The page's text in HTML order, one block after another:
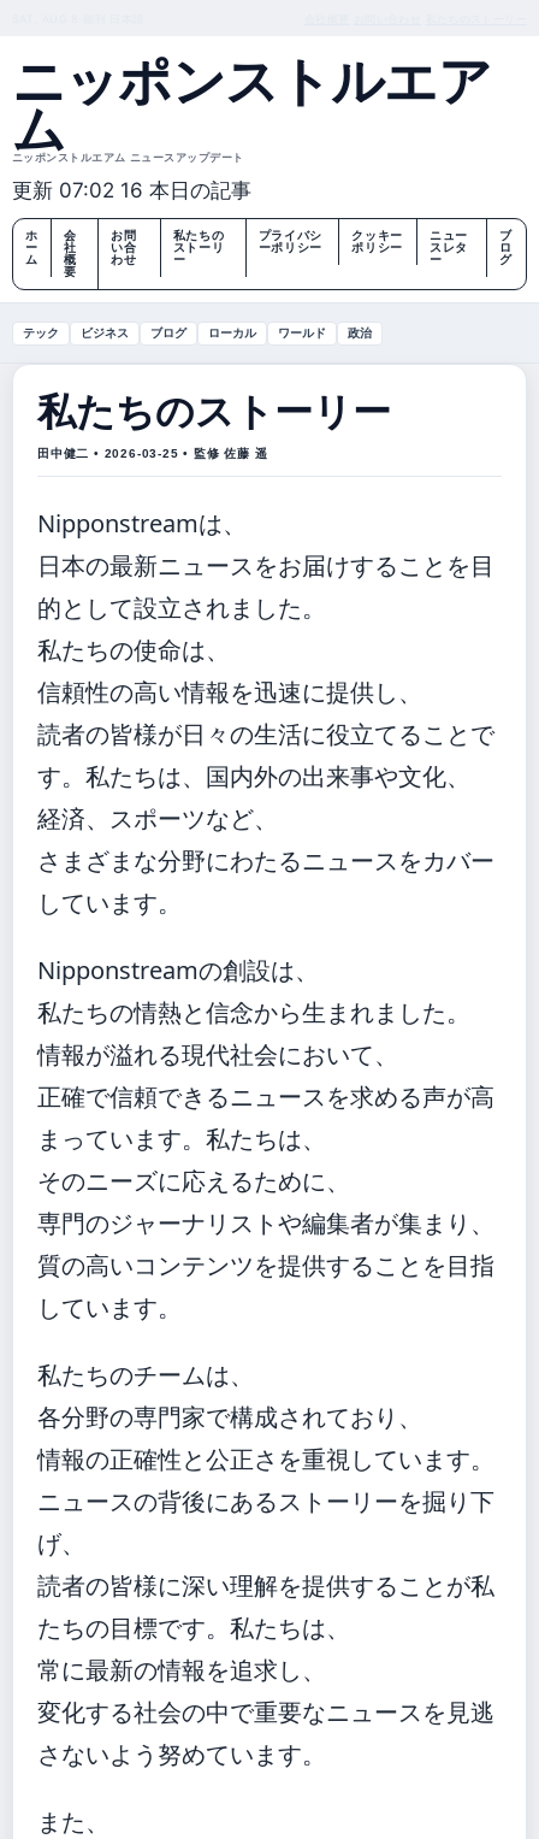
ニッポンストルエア
ム
ニッポンストルエアム ニュースアップデート
更新 07:02 16 本日の記事
ホ
ー
ム
会
社
概
要
お問
い合
わせ
私たちの
ストーリ
ー
プライバシ
ーポリシー
クッキー
ポリシー
ニュー
スレタ
ー
ブ
ロ
グ
テック ビジネス ブログ ローカル ワールド 政治
私たちのストーリー
田中健二 • 2026-03-25 • 監修 佐藤 遥
Nipponstreamは、
日本の最新ニュースをお届けすることを目
的として設立されました。
私たちの使命は、
信頼性の高い情報を迅速に提供し、
読者の皆様が日々の生活に役立てることで
す。私たちは、国内外の出来事や文化、
経済、スポーツなど、
さまざまな分野にわたるニュースをカバー
しています。
Nipponstreamの創設は、
私たちの情熱と信念から生まれました。
情報が溢れる現代社会において、
正確で信頼できるニュースを求める声が高
まっています。私たちは、
そのニーズに応えるために、
専門のジャーナリストや編集者が集まり、
質の高いコンテンツを提供することを目指
しています。
私たちのチームは、
各分野の専門家で構成されており、
情報の正確性と公正さを重視しています。
ニュースの背後にあるストーリーを掘り下
げ、
読者の皆様に深い理解を提供することが私
たちの目標です。私たちは、
常に最新の情報を追求し、
変化する社会の中で重要なニュースを見逃
さないよう努めています。
また、